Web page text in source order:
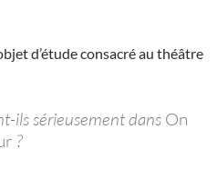
d’étude consacré au théâtre
ils sérieusement dans On
?